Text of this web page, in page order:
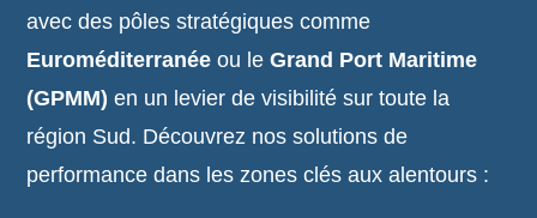
avec des pôles stratégiques comme
Euroméditerranée ou leGrand Port Maritime
(GPMM) en un levier de visibilité sur toute la
région Sud. Découvrez nos solutions de
performance dans les zones clés aux alentours :